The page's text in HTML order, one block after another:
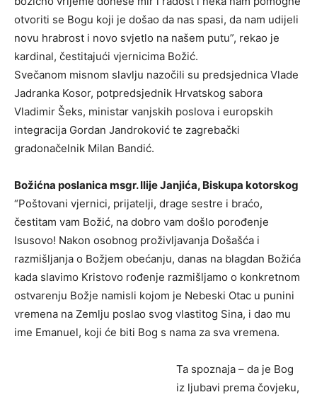
otvoriti se Bogu koji je došao da nas spasi, da nam udijeli
novu hrabrost i novo svjetlo na našem putu”, rekao je
kardinal, čestitajući vjernicima Božić.
Svečanom misnom slavlju nazočili su predsjednica Vlade
Jadranka Kosor, potpredsjednik Hrvatskog sabora
Vladimir Šeks, ministar vanjskih poslova i europskih
integracija Gordan Jandroković te zagrebački
gradonačelnik Milan Bandić.
Božićna poslanica msgr. Ilije Janjića, Biskupa kotorskog
“Poštovani vjernici, prijatelji, drage sestre i braćo,
čestitam vam Božić, na dobro vam došlo porođenje
Isusovo! Nakon osobnog proživljavanja Došašća i
razmišljanja o Božjem obećanju, danas na blagdan Božića
kada slavimo Kristovo rođenje razmišljamo o konkretnom
ostvarenju Božje namisli kojom je Nebeski Otac u punini
vremena na Zemlju poslao svog vlastitog Sina, i dao mu
ime Emanuel, koji će biti Bog s nama za sva vremena.
Ta spoznaja – da je Bog
iz ljubavi prema čovjeku,